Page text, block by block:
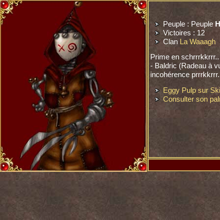
Peuple : Peuple
Victoires : 12
Clan La Waaagh
Prime en
- Baldric (Radeau à
incohérence
Eggy Pulp sur
Consulter son